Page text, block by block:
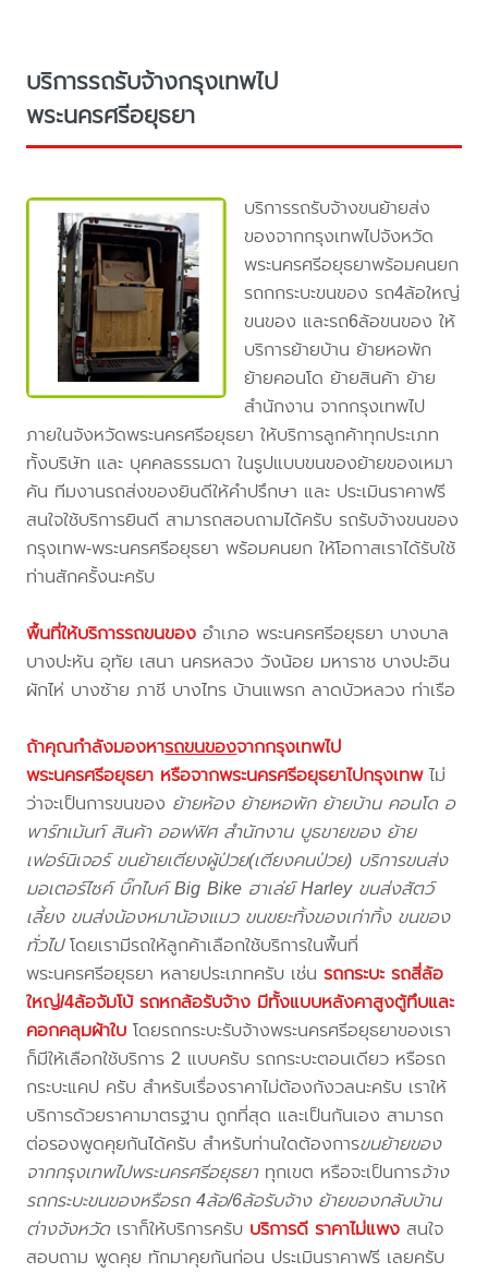
บริการรถรับจ้างกรุงเทพไป
พระนครศรีอยุธยา
บริการรถรับจ้างขนย้ายส่ง
ของจากกรุงเทพไปจังหวัด
พระนครศรีอยุธยาพร้อมคนยก
รถกกระบะขนของ รถ4ล้อใหญ่
ขนของ และรถ6ล้อขนของ ให้
บริการย้ายบ้าน ย้ายหอพัก
ย้ายคอนโด ย้ายสินค้า ย้าย
สำนักงาน จากกรุงเทพไป
ภายในจังหวัดพระนครศรีอยุธยา ให้บริการลูกค้าทุกประเภท
ทั้งบริษัท และ บุคคลธรรมดา ในรูปแบบขนของย้ายของเหมา
คัน ทีมงานรถส่งของยินดีให้คำปรึกษา และ ประเมินราคาฟรี
สนใจใช้บริการยินดี สามารถสอบถามได้ครับ รถรับจ้างขนของ
กรุงเทพ-พระนครศรีอยุธยา พร้อมคนยก ให้โอกาสเราได้รับใช้
ท่านสักครั้งนะครับ
พื้นที่ให้บริการรถขนของ อำเภอ พระนครศรีอยุธยา บางบาล
บางปะหัน อุทัย เสนา นครหลวง วังน้อย มหาราช บางปะอิน
ผักไห่ บางซ้าย ภาชี บางไทร บ้านแพรก ลาดบัวหลวง ท่าเรือ
ถ้าคุณกำลังมองหารถขนของจากกรุงเทพไป
พระนครศรีอยุธยา หรือจากพระนครศรีอยุธยาไปกรุงเทพไม่
ว่าจะเป็นการขนของ ย้ายห้อง ย้ายหอพัก ย้ายบ้าน คอนโด อ
พาร์ทเม้นท์ สินค้า ออฟฟิศ สำนักงาน บูธขายของ ย้าย
เฟอร์นิเจอร์ ขนย้ายเตียงผู้ป่วย(เตียงคนป่วย) บริการขนส่ง
มอเตอร์ไซค์ บิ๊กไบค์ Big Bike ฮาเล่ย์ Harley ขนส่งสัตว์
เลี้ยง ขนส่งน้องหมาน้องแมว ขนขยะทิ้งของเก่าทิ้ง ขนของ
ทั่วไปโดยเรามีรถให้ลูกค้าเลือกใช้บริการในพื้นที่
พระนครศรีอยุธยา หลายประเภทครับ เช่นรถกระบะ รถสี่ล้อ
ใหญ่/4ล้อจัมโบ้ รถหกล้อรับจ้าง มีทั้งแบบหลังคาสูงตู้ทึบและ
คอกคลุมผ้าใบ โดยรถกระบะรับจ้างพระนครศรีอยุธยาของเรา
ก็มีให้เลือกใช้บริการ 2 แบบครับ รถกระบะตอนเดียว หรือรถ
กระบะแคป ครับ สำหรับเรื่องราคาไม่ต้องกังวลนะครับ เราให้
บริการด้วยราคามาตรฐาน ถูกที่สุด และเป็นกันเอง สามารถ
ต่อรองพูดคุยกันได้ครับ สำหรับท่านใดต้องการขนย้ายของ
จากกรุงเทพไปพระนครศรีอยุธยาทุกเขต หรือจะเป็นการจ้าง
รถกระบะขนของหรือรถ 4ล้อ/6ล้อรับจ้าง ย้ายของกลับบ้าน
ต่างจังหวัด เราก็ให้บริการครับ บริการดี ราคาไม่แพง สนใจ
สอบถาม พูดคุย ทักมาคุยกันก่อน ประเมินราคาฟรี เลยครับ